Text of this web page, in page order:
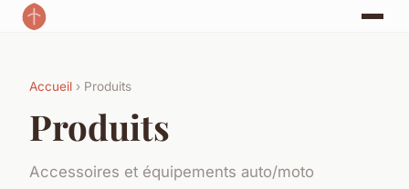
Accueil › Produits
Produits
Accessoires et équipements auto/moto